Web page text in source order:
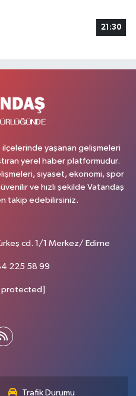
21:30
yaşanan gelişmeleri
yerel haber platformudur.
siyaset, ekonomi, spor
ve hızlı şekilde Vatandaş
takip edebilirsiniz.
cd. 1/1 Merkez/ Edirne
225 58 99
protected]
Trafik Durumu